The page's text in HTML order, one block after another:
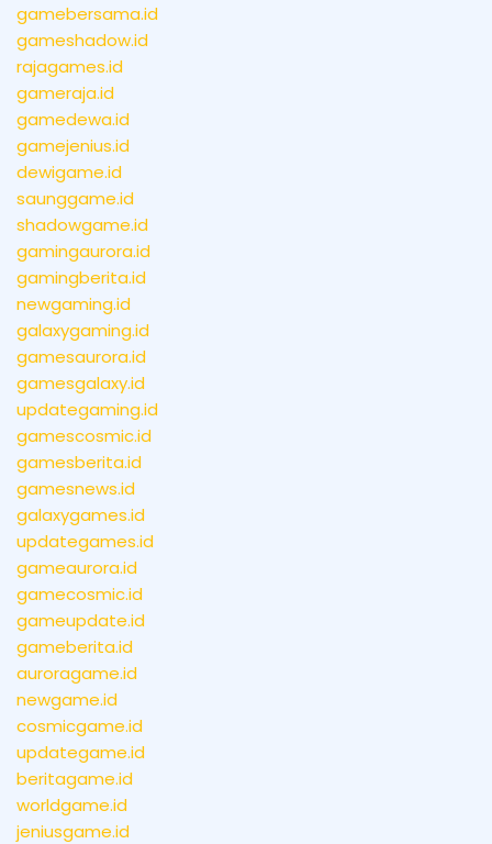
gamebersama.id
gameshadow.id
rajagames.id
gameraja.id
gamedewa.id
gamejenius.id
dewigame.id
saunggame.id
shadowgame.id
gamingaurora.id
gamingberita.id
newgaming.id
galaxygaming.id
gamesaurora.id
gamesgalaxy.id
updategaming.id
gamescosmic.id
gamesberita.id
gamesnews.id
galaxygames.id
updategames.id
gameaurora.id
gamecosmic.id
gameupdate.id
gameberita.id
auroragame.id
newgame.id
cosmicgame.id
updategame.id
beritagame.id
worldgame.id
jeniusgame.id